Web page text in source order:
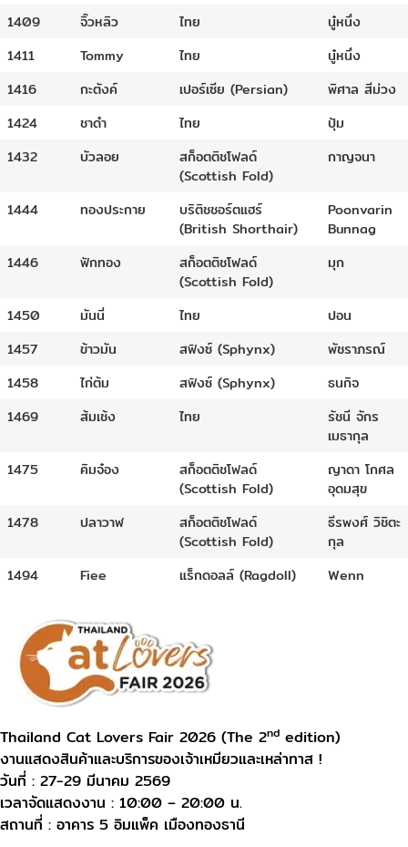
1409
จิ๊วหลิว ไทย
นู๋หนึ่ง
1411
Tommy ไทย
นู๋หนึ่ง
1416
กะตังค์ เปอร์เซีย (Persian)
พิศาล สีม่วง
1424
ชาดำ ไทย
ปุ้ม
1432
บัวลอย
สก็อตติชโฟลด์
(Scottish Fold)
กาญจนา
1444 ทองประกาย
บริติชชอร์ตแฮร์
(British Shorthair)
Poonvarin
Bunnag
1446
ฟักทอง
สก็อตติชโฟลด์
(Scottish Fold)
มุก
1450 มันนี่ ไทย
ปอน
1457
ข้าวมัน สฟิงซ์ (Sphynx)
พัชราภรณ์
1458
ไก่ต้ม สฟิงซ์ (Sphynx)
ธนกิจ
1469
ส้มเช้ง ไทย
รัชนี จักร
เมธากุล
1475
คิมจ๋อง
สก็อตติชโฟลด์
(Scottish Fold)
ญาดา โกศล
อุดมสุข
1478
ปลาวาฬ
สก็อตติชโฟลด์
(Scottish Fold)
ธีรพงศ์ วิชิตะ
กุล
1494
Fiee แร็กดอลล์ (Ragdoll) Wenn
Thailand Cat Lovers Fair 2026 (The 2nd edition)
งานแสดงสินค้าและบริการของเจ้าเหมียวและเหล่าทาส !
วันที่ : 27-29 มีนาคม 2569
เวลาจัดแสดงงาน : 10:00 – 20:00 น.
สถานที่ : อาคาร 5 อิมแพ็ค เมืองทองธานี